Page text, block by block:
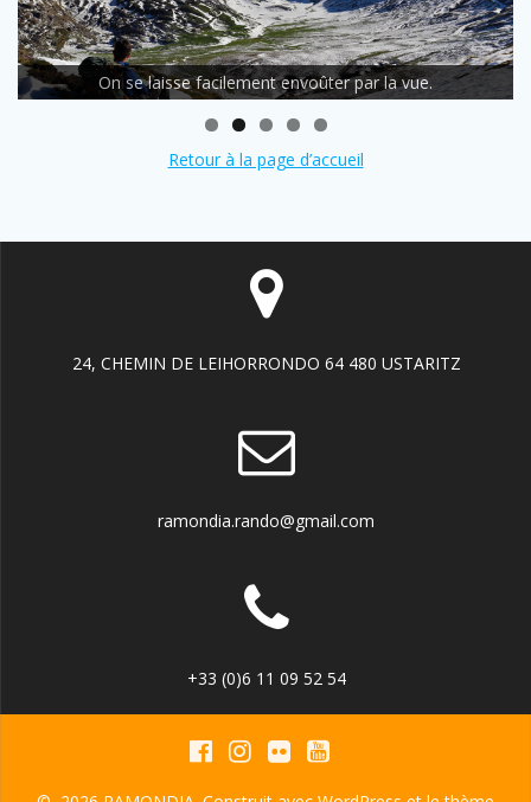
On se laisse facilement envoûter par la vue.
Retour à la page d’accueil
24, CHEMIN DE LEIHORRONDO 64 480 USTARITZ
ramondia.rando@gmail.com
+33 (0)6 11 09 52 54